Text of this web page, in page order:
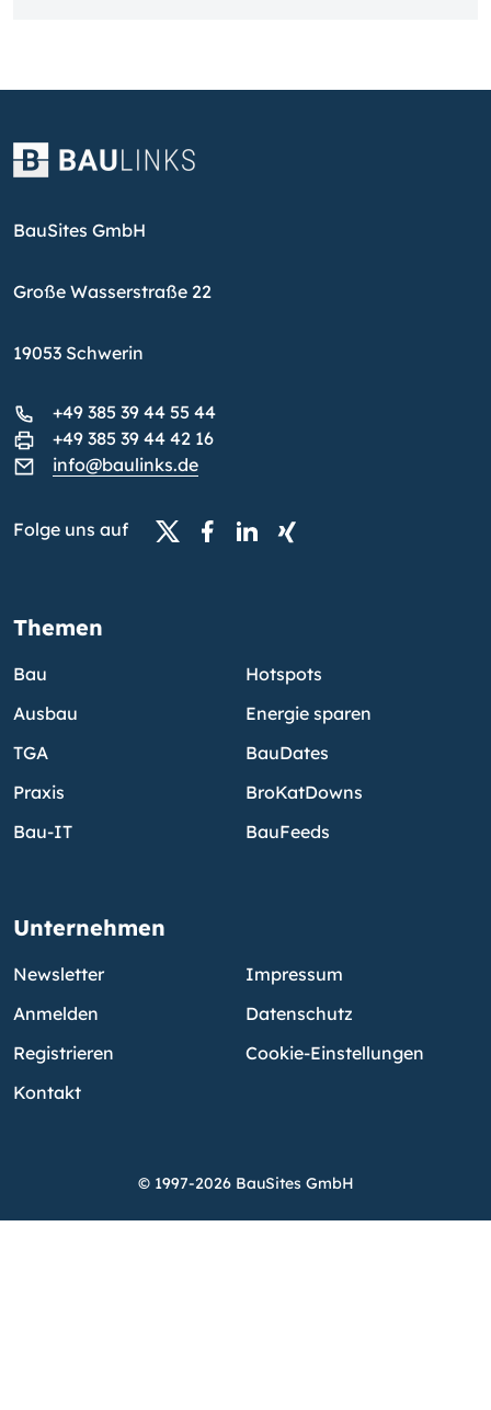
BauSites GmbH
Große Wasserstraße 22
19053 Schwerin
+49 385 39 44 55 44
+49 385 39 44 42 16
info@baulinks.de
Folge uns auf
Themen
Bau
Ausbau
TGA
Praxis
Bau-IT
Hotspots
Energie sparen
BauDates
BroKatDowns
BauFeeds
Unternehmen
Newsletter
Anmelden
Registrieren
Kontakt
Impressum
Datenschutz
Cookie-Einstellungen
© 1997-2026 BauSites GmbH